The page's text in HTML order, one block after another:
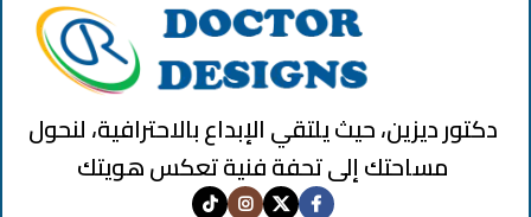
دكتور ديزين، حيث يلتقي الإبداع بالاحترافية، لنحول
مساحتك إلى تحفة فنية تعكس هويتك